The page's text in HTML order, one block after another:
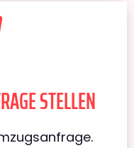
STELLEN